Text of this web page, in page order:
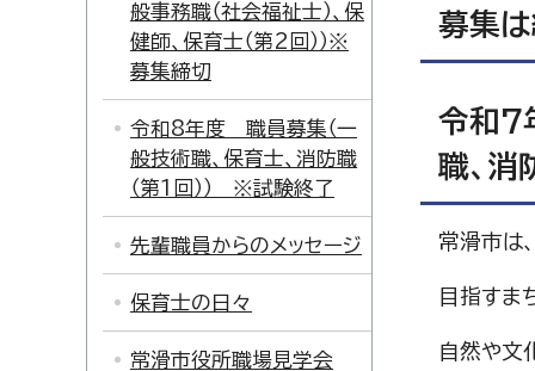
募集は
令和7
職、消
常滑市は
目指すま
自然や文
般事務職（社会福祉士）、保
健師、保育士（第2回））※
募集締切
令和8年度 職員募集（一
般技術職、保育士、消防職
（第1回）） ※試験終了
先輩職員からのメッセージ
保育士の日々
常滑市役所職場見学会